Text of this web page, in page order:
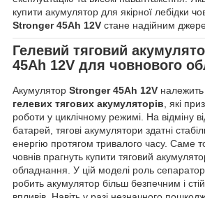
купити акумулятор для якірної лебідки
Stronger 45Ah 12V стане надійним
Гелевий тяговий
45Ah 12V для човнового
Акумулятор Stronger 45Ah 12V належить
гелевих тягових акумуляторів , які
роботи у циклічному режимі. На відміну
батарей, тягові акумулятори здатні
енергію протягом тривалого часу. Саме
човнів прагнуть купити тяговий
обладнання. У цій моделі роль
робить акумулятор більш безпечним і